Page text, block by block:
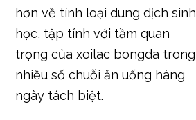
hơn về tính loại dung dịch sinh
học, tập tính với tầm quan
trọng của xoilac bongda trong
nhiều số chuỗi ăn uống hàng
ngày tách biệt.